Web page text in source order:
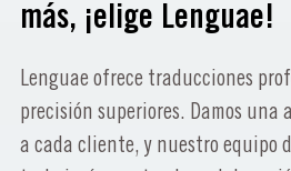
más, ¡elige Lenguae!
Lenguae ofrece traducciones
precisión superiores. Damos una
a cada cliente, y nuestro equipo